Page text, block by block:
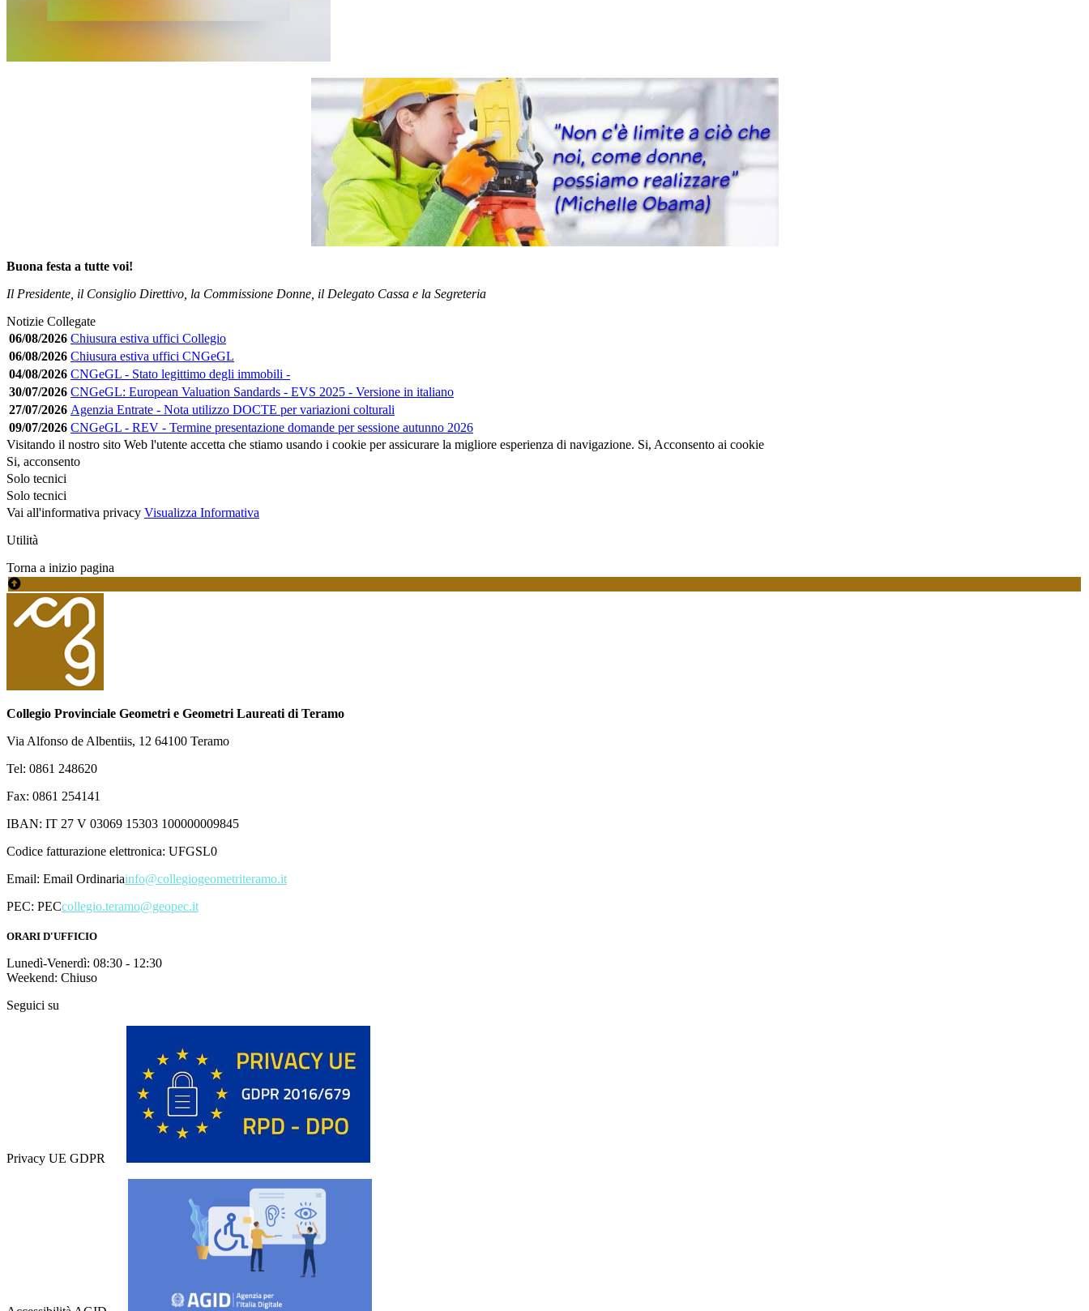
Buona festa a tutte voi!
Il Presidente, il Consiglio Direttivo, la Commissione Donne, il Delegato Cassa e la Segreteria
Notizie Collegate
06/08/2026 Chiusura estiva uffici Collegio
06/08/2026 Chiusura estiva uffici CNGeGL
04/08/2026 CNGeGL - Stato legittimo degli immobili -
30/07/2026 CNGeGL: European Valuation Sandards - EVS 2025 - Versione in italiano
27/07/2026 Agenzia Entrate - Nota utilizzo DOCTE per variazioni colturali
09/07/2026 CNGeGL - REV - Termine presentazione domande per sessione autunno 2026
Visitando il nostro sito Web l'utente accetta che stiamo usando i cookie per assicurare la migliore esperienza di navigazione. Si, Acconsento ai cookie
Si, acconsento
Solo tecnici
Solo tecnici
Vai all'informativa privacy Visualizza Informativa
Utilità
Torna a inizio pagina
Collegio Provinciale Geometri e Geometri Laureati di Teramo
Via Alfonso de Albentiis, 12 64100 Teramo
Tel: 0861 248620
Fax: 0861 254141
IBAN: IT 27 V 03069 15303 100000009845
Codice fatturazione elettronica: UFGSL0
Email: Email Ordinariainfo@collegiogeometriteramo.it
PEC: PECcollegio.teramo@geopec.it
ORARI D'UFFICIO
Lunedì-Venerdì: 08:30 - 12:30
Weekend: Chiuso
Seguici su
Privacy UE GDPR